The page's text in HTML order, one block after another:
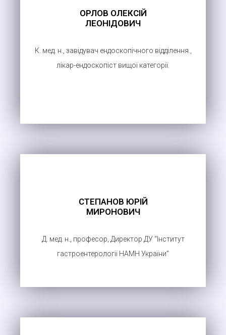
ОРЛОВ ОЛЕКСІЙ
ЛЕОНІДОВИЧ
К. мед. н., завідувач ендоскопічного відділення.,
лікар-ендоскопіст вищої категорії.
СТЕПАНОВ ЮРІЙ
МИРОНОВИЧ
Д. мед. н., професор, Директор ДУ “Інститут
гастроентерології НАМН України”